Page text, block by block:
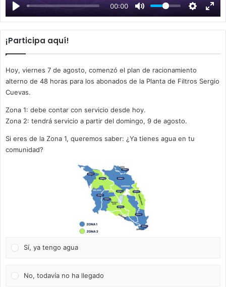
00:00
y
¡Participa aquí!
Hoy, viernes 7 de agosto, comenzó el plan de racionamiento
alterno de 48 horas para los abonados de la Planta de Filtros Sergio
Cuevas.
Zona 1: debe contar con servicio desde hoy.
Zona 2: tendrá servicio a partir del domingo, 9 de agosto.
Si eres de la Zona 1, queremos saber: ¿Ya tienes agua en tu
comunidad?
Sí, ya tengo agua
No, todavía no ha llegado